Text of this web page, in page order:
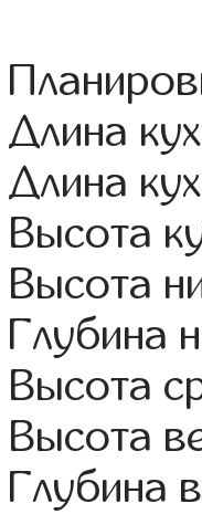
Длина
Длина
Высота
Высота
Глубина
Высота
Высота
Глубина